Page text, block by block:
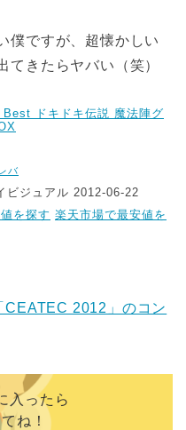
僕ですが、超懐かしい
てきたらヤバい（笑）
ドキドキ伝説 魔法陣グ
バ
ビジュアル 2012-06-22
を探す 楽天市場で最安値を
CEATEC 2012」のコン
入ったら
ね！